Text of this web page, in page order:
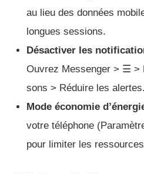
au lieu des données
longues sessions.
Désactiver les
Ouvrez Messenger > ☰ >
sons > Réduire les alertes.
Mode économie
votre téléphone
pour limiter les